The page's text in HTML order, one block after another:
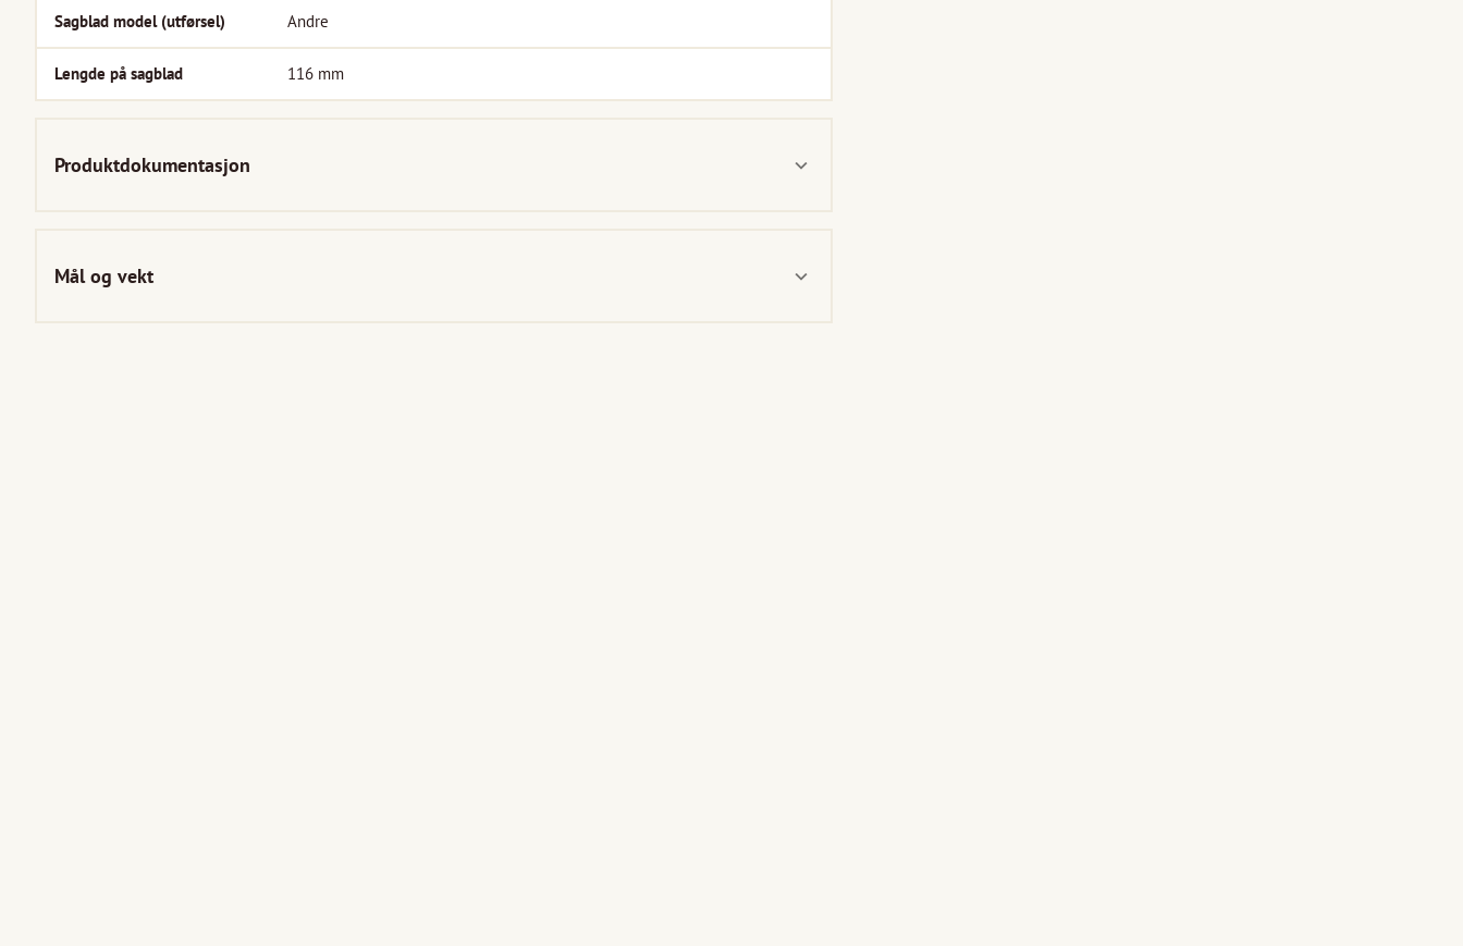
Sagblad model (utførsel) Andre
Lengde på sagblad 116 mm
Produktdokumentasjon
Mål og vekt